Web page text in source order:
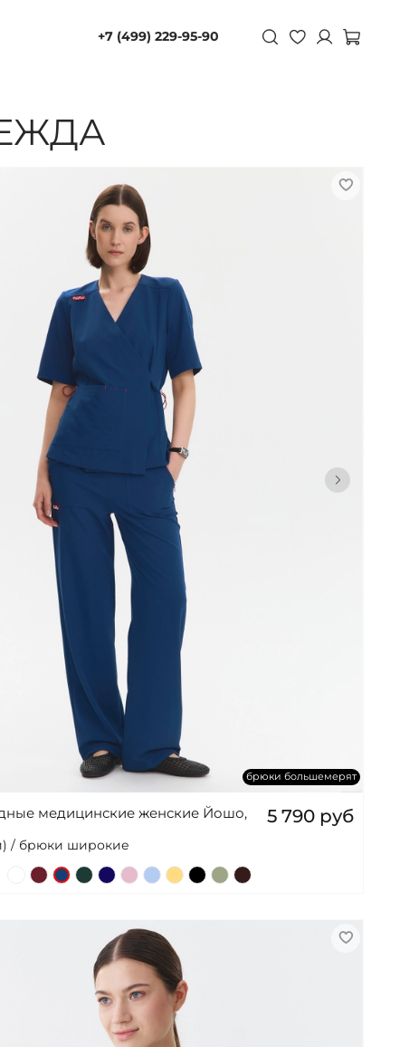
+7 (499) 229-95-90
брюки большемерят
медицинские женские Йошо,
/ брюки широкие
5 790 руб